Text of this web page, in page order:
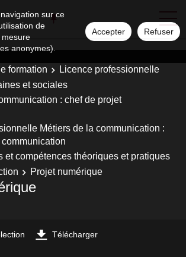
sur ce
de
anonymes).
Accepter Refuser
formation
Licence professionnelle
et sociales
: chef de projet
Métiers de la communication :
et compétences théoriques et pratiques
Projet numérique
Télécharger